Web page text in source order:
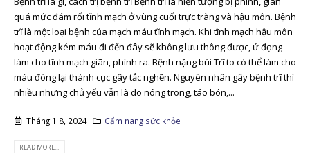
quá mức đám rối tĩnh mạch ở vùng cuối trực tràng và hậu môn. Bệnh
trĩ là một loại bệnh của mạch máu tĩnh mạch. Khi tĩnh mạch hậu môn
hoạt động kém máu đi đến đây sẽ không lưu thông được, ứ đọng
làm cho tĩnh mạch giãn, phình ra. Bệnh nặng búi Trĩ to có thể làm cho
máu đông lại thành cục gây tắc nghẽn. Nguyên nhân gây bệnh trĩ thì
nhiều nhưng chủ yếu vẫn là do nóng trong, táo bón,...
Tháng 1 8, 2024 Cẩm nang sức khỏe
READ MORE...